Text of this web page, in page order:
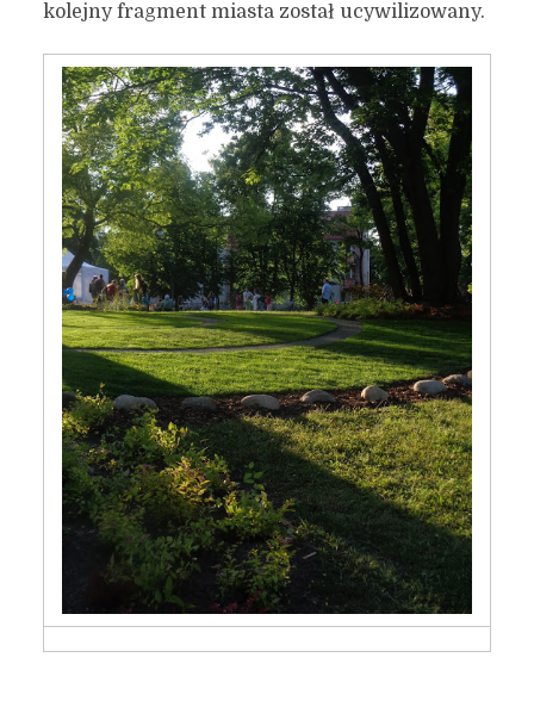
kolejny fragment miasta został ucywilizowany.